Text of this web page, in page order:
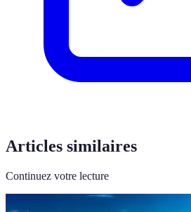
Articles similaires
Continuez votre lecture